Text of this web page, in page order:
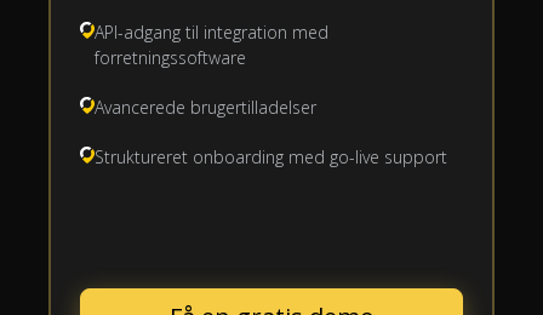
API-adgang til integration med
forretningssoftware
Avancerede brugertilladelser
Struktureret onboarding med go-live support